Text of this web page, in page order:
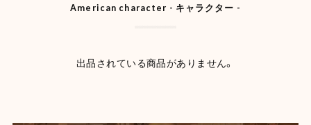
American character - キャラクター -
出品されている商品がありません。